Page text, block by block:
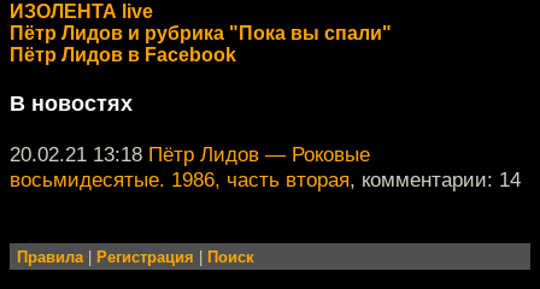
ИЗОЛЕНТА live
Пётр Лидов и рубрика "Пока вы спали"
Пётр Лидов в Facebook
В новостях
20.02.21 13:18 Пётр Лидов — Роковые
восьмидесятые. 1986, часть вторая, комментарии: 14
Правила| Регистрация Поиск